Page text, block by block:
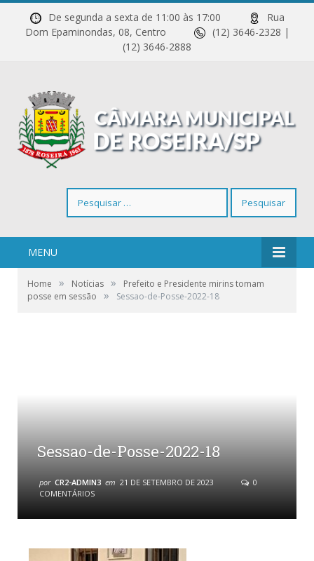
De segunda a sexta de 11:00 às 17:00
Rua
Dom Epaminondas, 08, Centro
(12) 3646-2328 |
(12) 3646-2888
por:
MENU
Home » Notícias »
Prefeito e Presidente mirins tomam
posse em sessão
» Sessao-de-Posse-2022-18
Sessao-de-Posse-2022-18
por CR2-ADMIN3 em 21 DE SETEMBRO DE 2023
0
COMENTÁRIOS